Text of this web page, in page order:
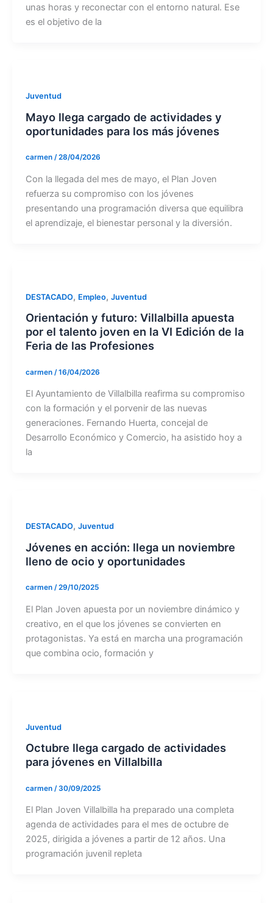
unas horas y reconectar con el entorno natural. Ese
es el objetivo de la
Juventud
Mayo llega cargado de actividades y
oportunidades para los más jóvenes
carmen /28/04/2026
Con la llegada del mes de mayo, el Plan Joven
refuerza su compromiso con los jóvenes
presentando una programación diversa que equilibra
el aprendizaje, el bienestar personal y la diversión.
DESTACADO, Empleo, Juventud
Orientación y futuro: Villalbilla apuesta
por el talento joven en la VI Edición de la
Feria de las Profesiones
carmen /16/04/2026
El Ayuntamiento de Villalbilla reafirma su compromiso
con la formación y el porvenir de las nuevas
generaciones. Fernando Huerta, concejal de
Desarrollo Económico y Comercio, ha asistido hoy a
la
DESTACADO, Juventud
Jóvenes en acción: llega un noviembre
lleno de ocio y oportunidades
carmen /29/10/2025
El Plan Joven apuesta por un noviembre dinámico y
creativo, en el que los jóvenes se convierten en
protagonistas. Ya está en marcha una programación
que combina ocio, formación y
Juventud
Octubre llega cargado de actividades
para jóvenes en Villalbilla
carmen /30/09/2025
El Plan Joven Villalbilla ha preparado una completa
agenda de actividades para el mes de octubre de
2025, dirigida a jóvenes a partir de 12 años. Una
programación juvenil repleta